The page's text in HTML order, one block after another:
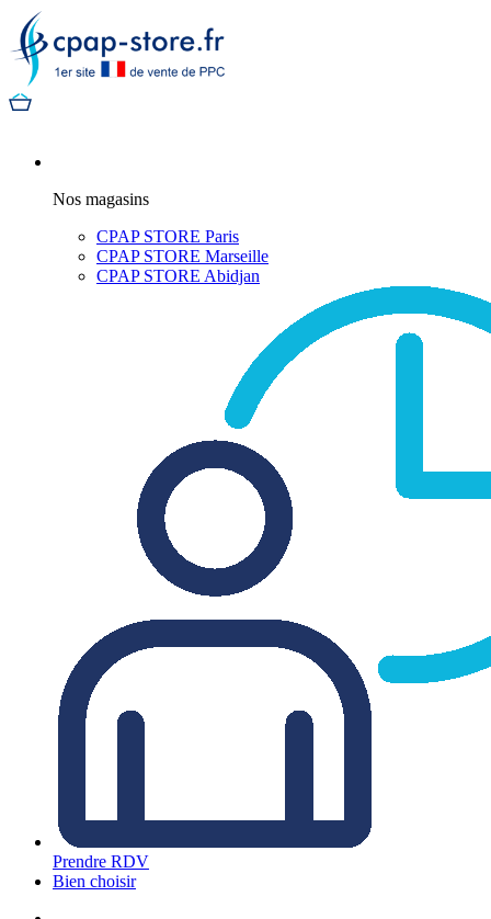
Nos magasins
CPAP STORE Paris
CPAP STORE Marseille
CPAP STORE Abidjan
Prendre RDV
Bien choisir